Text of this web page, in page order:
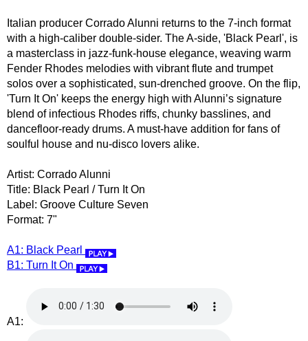
Italian producer Corrado Alunni returns to the 7-inch format
with a high-caliber double-sider. The A-side, 'Black Pearl', is
a masterclass in jazz-funk-house elegance, weaving warm
Fender Rhodes melodies with vibrant flute and trumpet
solos over a sophisticated, sun-drenched groove. On the flip,
'Turn It On' keeps the energy high with Alunni’s signature
blend of infectious Rhodes riffs, chunky basslines, and
dancefloor-ready drums. A must-have addition for fans of
soulful house and nu-disco lovers alike.
Artist: Corrado Alunni
Title: Black Pearl / Turn It On
Label: Groove Culture Seven
Format: 7"
A1: Black Pearl
B1: Turn It On
A1: